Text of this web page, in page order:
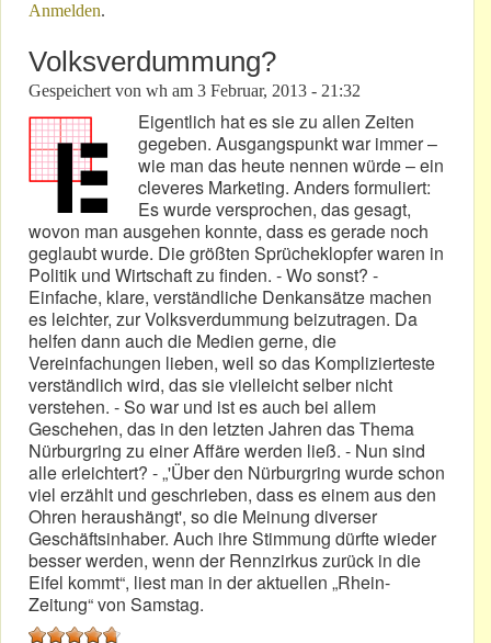
Anmelden.
Volksverdummung?
Gespeichert von wh am 3 Februar, 2013 - 21:32
Eigentlich hat es sie zu allen Zeiten
gegeben. Ausgangspunkt war immer –
wie man das heute nennen würde – ein
cleveres Marketing. Anders formuliert:
Es wurde versprochen, das gesagt,
wovon man ausgehen konnte, dass es gerade noch
geglaubt wurde. Die größten Sprücheklopfer waren in
Politik und Wirtschaft zu finden. - Wo sonst? -
Einfache, klare, verständliche Denkansätze machen
es leichter, zur Volksverdummung beizutragen. Da
helfen dann auch die Medien gerne, die
Vereinfachungen lieben, weil so das Komplizierteste
verständlich wird, das sie vielleicht selber nicht
verstehen. - So war und ist es auch bei allem
Geschehen, das in den letzten Jahren das Thema
Nürburgring zu einer Affäre werden ließ. - Nun sind
alle erleichtert? - „'Über den Nürburgring wurde schon
viel erzählt und geschrieben, dass es einem aus den
Ohren heraushängt', so die Meinung diverser
Geschäftsinhaber. Auch ihre Stimmung dürfte wieder
besser werden, wenn der Rennzirkus zurück in die
Eifel kommt“, liest man in der aktuellen „Rhein-
Zeitung“ von Samstag.